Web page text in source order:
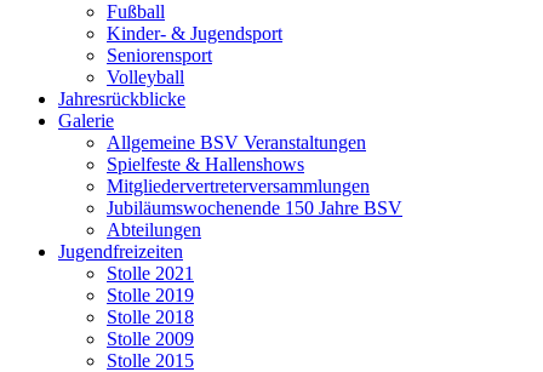
Fußball
Kinder- & Jugendsport
Seniorensport
Volleyball
Jahresrückblicke
Galerie
Allgemeine BSV Veranstaltungen
Spielfeste & Hallenshows
Mitgliedervertreterversammlungen
Jubiläumswochenende 150 Jahre BSV
Abteilungen
Jugendfreizeiten
Stolle 2021
Stolle 2019
Stolle 2018
Stolle 2009
Stolle 2015